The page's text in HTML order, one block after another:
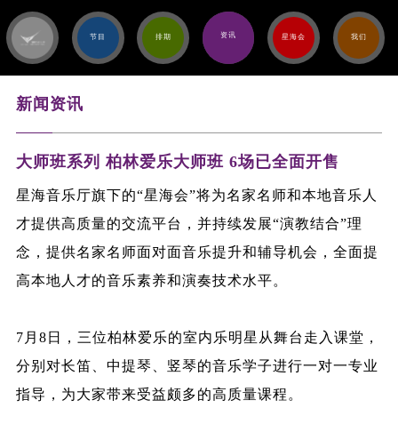
节目 排期 资讯 星海会 我们
新闻资讯
大师班系列 柏林爱乐大师班 6场已全面开售
星海音乐厅旗下的“星海会”将为名家名师和本地音乐人
才提供高质量的交流平台，并持续发展“演教结合”理
念，提供名家名师面对面音乐提升和辅导机会，全面提
高本地人才的音乐素养和演奏技术水平。
7月8日，三位柏林爱乐的室内乐明星从舞台走入课堂，
分别对长笛、中提琴、竖琴的音乐学子进行一对一专业
指导，为大家带来受益颇多的高质量课程。